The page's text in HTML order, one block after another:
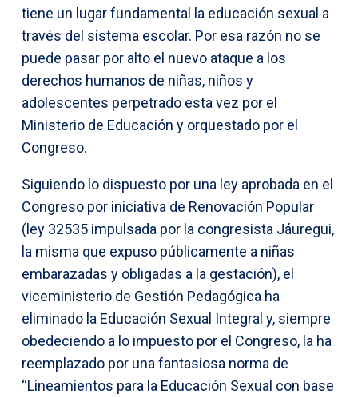
tiene un lugar fundamental la educación sexual a
través del sistema escolar. Por esa razón no se
puede pasar por alto el nuevo ataque a los
derechos humanos de niñas, niños y
adolescentes perpetrado esta vez por el
Ministerio de Educación y orquestado por el
Congreso.
Siguiendo lo dispuesto por una ley aprobada en el
Congreso por iniciativa de Renovación Popular
(ley 32535 impulsada por la congresista Jáuregui,
la misma que expuso públicamente a niñas
embarazadas y obligadas a la gestación), el
viceministerio de Gestión Pedagógica ha
eliminado la Educación Sexual Integral y, siempre
obedeciendo a lo impuesto por el Congreso, la ha
reemplazado por una fantasiosa norma de
“Lineamientos para la Educación Sexual con base